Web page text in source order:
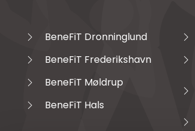
BeneFiT Dronninglund
BeneFiT Frederikshavn
BeneFiT Møldrup
BeneFiT Hals